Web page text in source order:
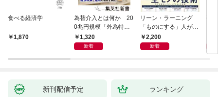
食べる経済学
1,870
為替介入とは何か 20
0兆円規模「外為特
会」が生まれた謎
1,320
新着
リーン・ラーニング
「ものにする」人が自
然とやっている 最小の
インプットで最大の成
2,200
新着
研
新刊配信予定 ランキング